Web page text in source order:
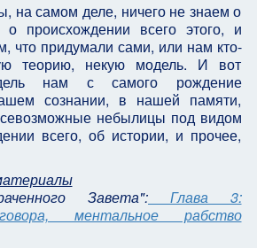
на самом деле, ничего не знаем о
происхождении всего этого, и
что придумали сами, или нам кто-
теорию, некую модель. И вот
нам с самого рождение
сознании, в нашей памяти,
небылицы под видом
всего, об истории, и прочее,
Завета": Глава 3:
ментальное рабство